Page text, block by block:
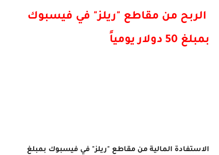
الربح من مقاطع "ريلز" في فيسبوك
بمبلغ 50 دولار يومياً
الاستفادة المالية من مقاطع "ريلز" في فيسبوك بمبلغ